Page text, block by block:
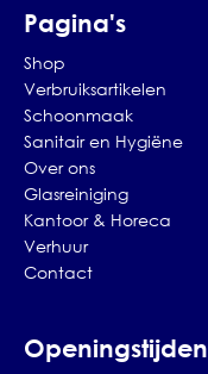
Pagina's
Shop
Verbruiksartikelen
Schoonmaak
Sanitair en Hygiëne
Over ons
Glasreiniging
Kantoor & Horeca
Verhuur
Contact
Openingstijden